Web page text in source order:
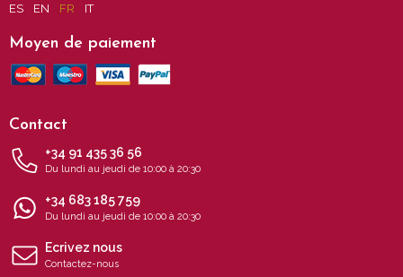
ES EN FR IT
Moyen de paiement
Contact
+34 91 435 36 56
Du lundi au jeudi de 10:00 à 20:30
+34 683 185 759
Du lundi au jeudi de 10:00 à 20:30
Ecrivez nous
Contactez-nous